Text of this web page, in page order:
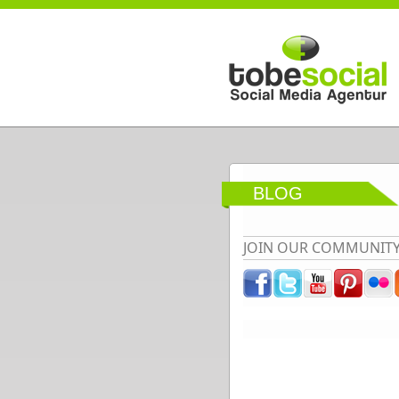
Direkt zum Inhalt
BLOG
JOIN OUR